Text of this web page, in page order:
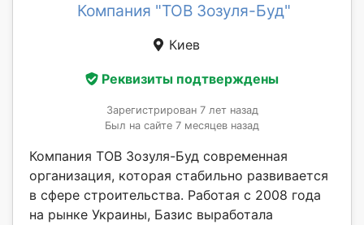
Компания "TOВ Зозуля-Буд"
Киев
Реквизиты подтверждены
Зарегистрирован 7 лет назад
Был на сайте 7 месяцев назад
Компания ТОВ Зозуля-Буд современная
организация, которая стабильно развивается
в сфере строительства. Работая с 2008 года
на рынке Украины, Базис выработала